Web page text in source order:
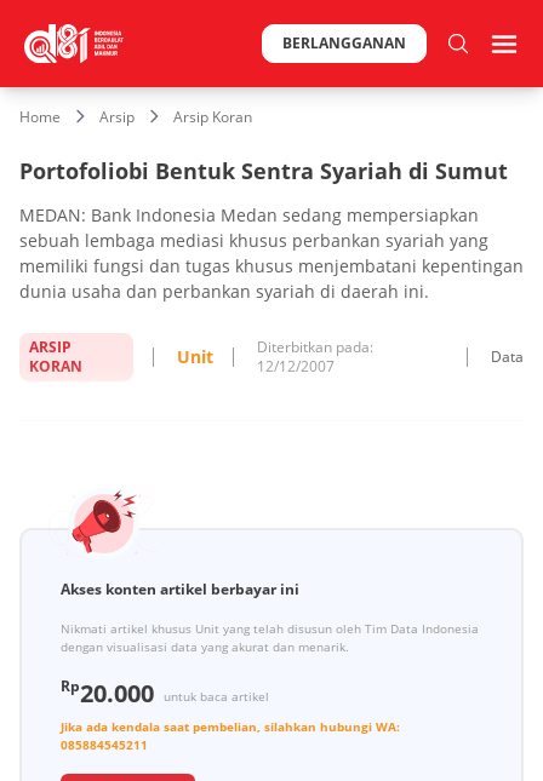
BERLANGGANAN
Home Arsip Arsip Koran
Portofoliobi Bentuk Sentra Syariah di Sumut
MEDAN: Bank Indonesia Medan sedang mempersiapkan
sebuah lembaga mediasi khusus perbankan syariah yang
memiliki fungsi dan tugas khusus menjembatani kepentingan
dunia usaha dan perbankan syariah di daerah ini.
ARSIP
KORAN
Unit
Diterbitkan pada:
12/12/2007
Data
Akses konten artikel berbayar ini
Nikmati artikel khusus Unit yang telah disusun oleh Tim Data Indonesia
dengan visualisasi data yang akurat dan menarik.
Rp20.000
untuk baca artikel
Jika ada kendala saat pembelian, silahkan hubungi WA:
085884545211